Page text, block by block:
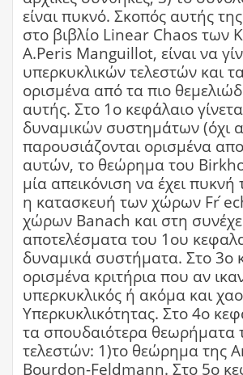
είναι πυκνό. Σκοπός αυτής
στο βιβλίο Linear Chaos των
A.Peris Manguillot, είναι να
υπερκυκλικών τελεστών και
ορισμένα από τα πιο
αυτής. Στο 1ο κεφάλαιο
δυναμικών συστημάτων (όχι
παρουσιάζονται ορισμένα
αυτών, το θεώρημα του
μία απεικόνιση να έχει πυκνή
η κατασκευή των χώρων Fr
χώρων Banach και στη
αποτελέσματα του 1ου
δυναμικά συστήματα. Στο 3ο
ορισμένα κριτήρια που αν
υπερκυκλικός ή ακόμα και
Υπερκυκλικότητας. Στο 4ο
τα σπουδαιότερα θεωρήματα
τελεστών: 1)το θεώρημα της
Bourdon-Feldmann. Στο 5ο